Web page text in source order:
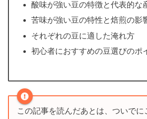
酸味が強い豆の特徴と代表的な
苦味が強い豆の特性と焙煎の影
それぞれの豆に適した淹れ方
初心者におすすめの豆選びのポ
この記事を読んだあとは、ついでに